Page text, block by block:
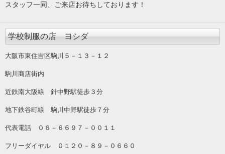
スタッフ一同、ご来店お待ちしております！
学校制服の店 ヨシダ
大阪市東住吉区駒川５－１３－１２
駒川商店街内
近鉄南大阪線 針中野駅徒歩３分
地下鉄谷町線 駒川中野駅徒歩７分
代表電話 ０６－６６９７－００１１
フリーダイヤル ０１２０－８９－０６６０